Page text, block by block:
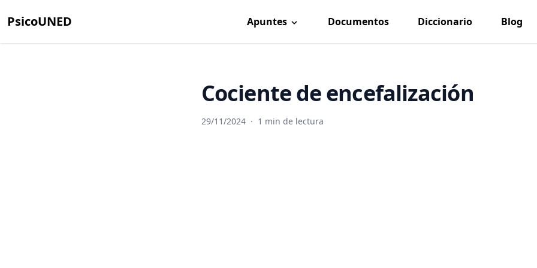
PsicoUNED Apuntes Documentos Diccionario Blog
Cociente de encefalización
29/11/2024 · 1 min de lectura